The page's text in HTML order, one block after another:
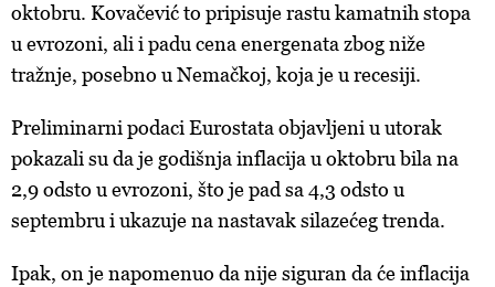
oktobru. Kovačević to pripisuje rastu kamatnih stopa
u evrozoni, ali i padu cena energenata zbog niže
tražnje, posebno u Nemačkoj, koja je u recesiji.
Preliminarni podaci Eurostata objavljeni u utorak
pokazali su da je godišnja inflacija u oktobru bila na
2,9 odsto u evrozoni, što je pad sa 4,3 odsto u
septembru i ukazuje na nastavak silazećeg trenda.
Ipak, on je napomenuo da nije siguran da će inflacija